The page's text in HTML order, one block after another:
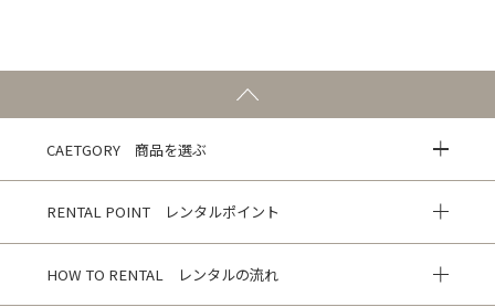
CAETGORY 商品を選ぶ
RENTAL POINT レンタルポイント
HOW TO RENTAL レンタルの流れ